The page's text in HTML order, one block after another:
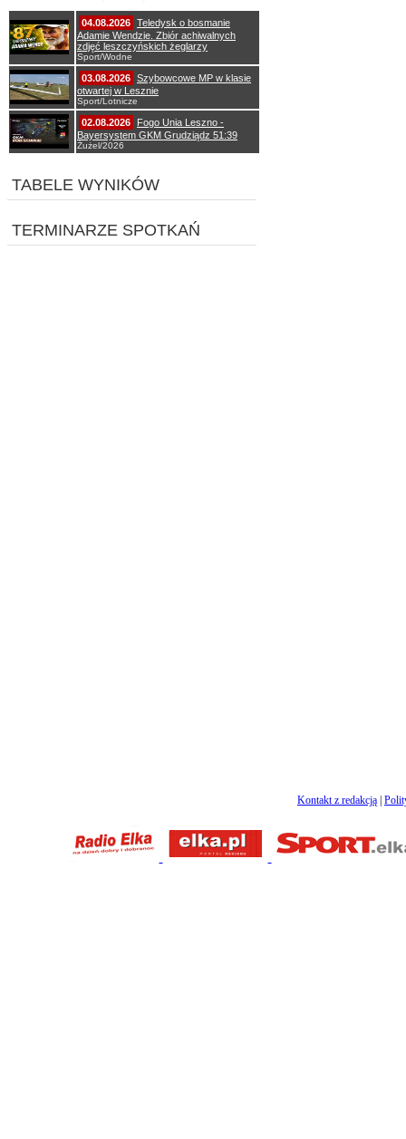
04.08.2026 Teledysk o bosmanie
Adamie Wendzie. Zbiór achiwalnych
zdjęć leszczyńskich żeglarzy
Sport/Wodne
03.08.2026 Szybowcowe MP w klasie
otwartej w Lesznie
Sport/Lotnicze
02.08.2026
Fogo Unia Leszno -
Bayersystem GKM Grudziądz 51:39
Żużel/2026
TABELE WYNIKÓW
TERMINARZE SPOTKAŃ
Kontakt z redakcją